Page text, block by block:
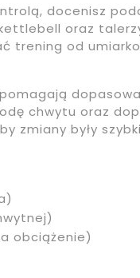
docenisz
oraz
trening od
chwytu oraz
zmiany były
obciążenie)